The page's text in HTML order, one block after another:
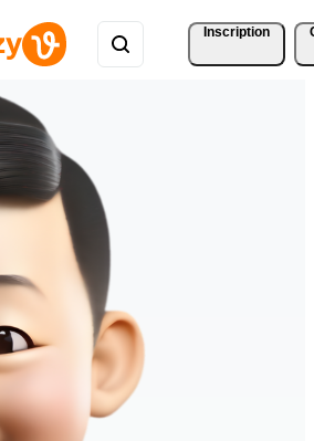
Inscription